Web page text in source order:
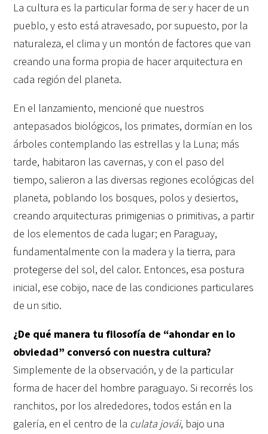
La cultura es la particular forma de ser y hacer de un
pueblo, y esto está atravesado, por supuesto, por la
naturaleza, el clima y un montón de factores que van
creando una forma propia de hacer arquitectura en
cada región del planeta.
En el lanzamiento, mencioné que nuestros
antepasados biológicos, los primates, dormían en los
árboles contemplando las estrellas y la Luna; más
tarde, habitaron las cavernas, y con el paso del
tiempo, salieron a las diversas regiones ecológicas del
planeta, poblando los bosques, polos y desiertos,
creando arquitecturas primigenias o primitivas, a partir
de los elementos de cada lugar; en Paraguay,
fundamentalmente con la madera y la tierra, para
protegerse del sol, del calor. Entonces, esa postura
inicial, ese cobijo, nace de las condiciones particulares
de un sitio.
¿De qué manera tu filosofía de “ahondar en lo
obviedad” conversó con nuestra cultura?
Simplemente de la observación, y de la particular
forma de hacer del hombre paraguayo. Si recorrés los
ranchitos, por los alrededores, todos están en la
galería, en el centro de la culata jovái, bajo una